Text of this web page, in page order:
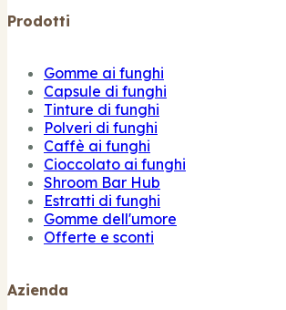
Prodotti
Gomme ai funghi
Capsule di funghi
Tinture di funghi
Polveri di funghi
Caffè ai funghi
Cioccolato ai funghi
Shroom Bar Hub
Estratti di funghi
Gomme dell'umore
Offerte e sconti
Azienda